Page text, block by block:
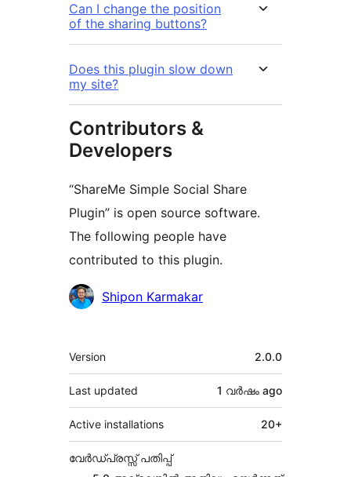
Can I change the position
of the sharing buttons?
Does this plugin slow down
my site?
Contributors &
Developers
“ShareMe Simple Social Share
Plugin” is open source software.
The following people have
contributed to this plugin.
Contributors
Shipon Karmakar
Meta
Version 2.0.0
Last updated 1 വര്‍ഷം ago
Active installations 20+
വേർഡ്പ്രസ്സ് പതിപ്പ്